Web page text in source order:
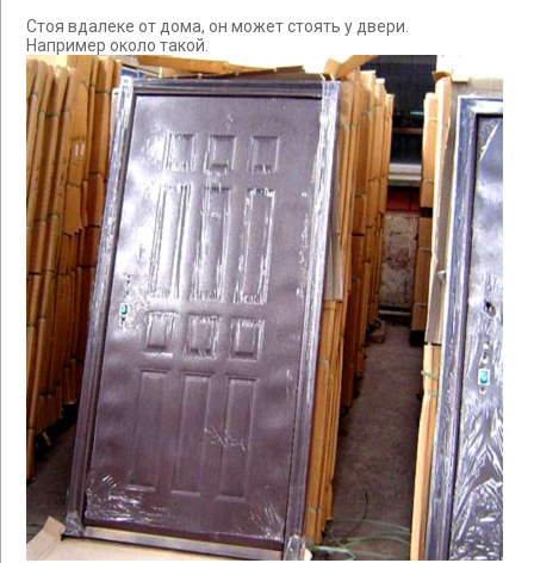
Стоя вдалеке от дома, он может стоять у двери.
Например около такой.